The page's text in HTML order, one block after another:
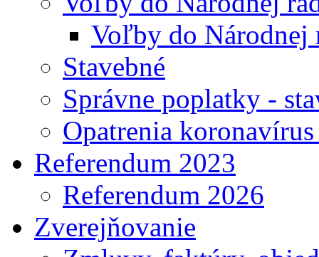
Voľby do Národnej
Stavebné
Správne poplatky -
Opatrenia
Referendum 2023
Referendum 2026
Zverejňovanie